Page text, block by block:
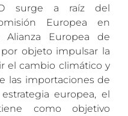
surge a raíz del
Europea en
Europea de
objeto impulsar la
el cambio climático y
las importaciones de
europea, el
como objetivo